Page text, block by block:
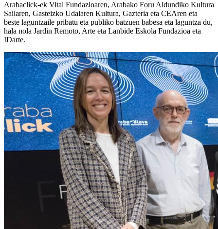
Arabaclick-ek Vital Fundazioaren, Arabako Foru Aldundiko Kultura
Sailaren, Gasteizko Udalaren Kultura, Gazteria eta CEAren eta
beste laguntzaile pribatu eta publiko batzuen babesa eta laguntza du,
hala nola Jardin Remoto, Arte eta Lanbide Eskola Fundazioa eta
IDarte.